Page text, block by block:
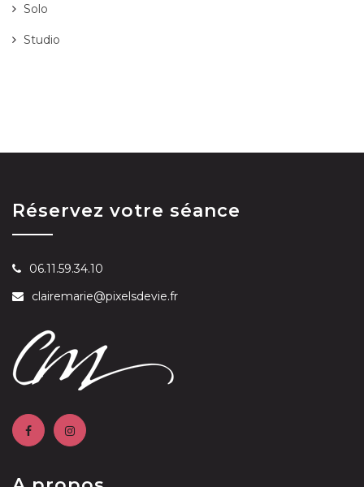
Solo
Studio
Réservez votre séance
06.11.59.34.10
clairemarie@pixelsdevie.fr